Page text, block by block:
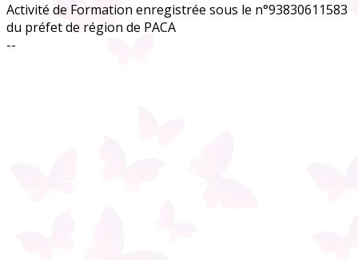
Activité de Formation enregistrée sous le n°93830611583
du préfet de région de PACA
--